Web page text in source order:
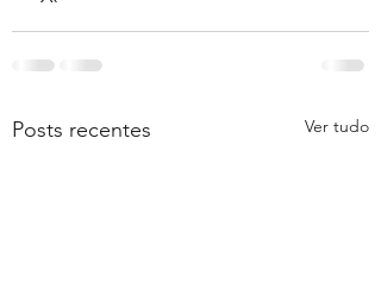
Posts recentes Ver tudo